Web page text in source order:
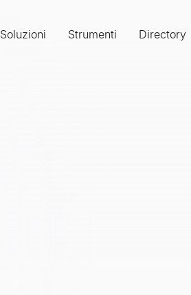
Soluzioni Strumenti Directory